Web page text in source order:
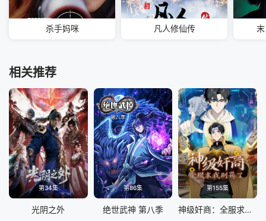
杀手妈咪 凡人修仙传
相关推荐
第34集
光阴之外
第86集
绝世武神 第八季
第155集
神级奸商：全服求我别薅了 动态漫画